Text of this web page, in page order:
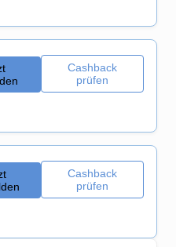
Cashback
prüfen
Cashback
prüfen